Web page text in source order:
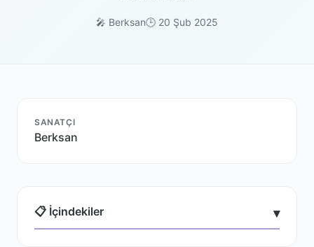
🎤 Berksan🕒 20 Şub 2025
SANATÇI
Berksan
📋 İçindekiler ▾